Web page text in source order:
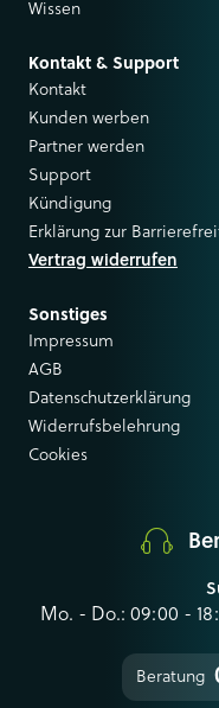
Wissen
Kontakt & Support
Kontakt
Kunden werben
Partner werden
Support
Kündigung
Erklärung zur
Vertrag widerrufen
Sonstiges
Impressum
AGB
Datenschutzerklärung
Widerrufsbelehrung
Cookies
Mo. - Do.: 09:00 -
Beratung